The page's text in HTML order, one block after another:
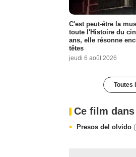
C'est peut-être la
toute l'Histoire du
ans, elle résonne
têtes
jeudi 6 août 2026
Toutes
Ce film
Presos del olvido